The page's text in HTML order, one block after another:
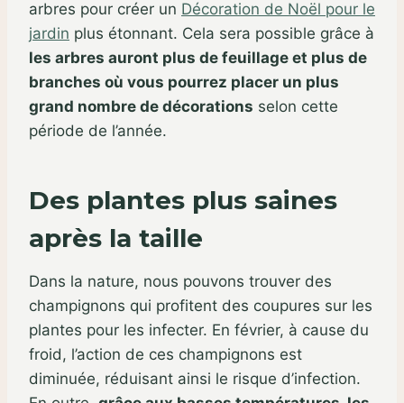
arbres pour créer un Décoration de Noël pour le
jardin plus étonnant. Cela sera possible grâce à
les arbres auront plus de feuillage et plus de
branches où vous pourrez placer un plus
grand nombre de décorations selon cette
période de l’année.
Des plantes plus saines
après la taille
Dans la nature, nous pouvons trouver des
champignons qui profitent des coupures sur les
plantes pour les infecter. En février, à cause du
froid, l’action de ces champignons est
diminuée, réduisant ainsi le risque d’infection.